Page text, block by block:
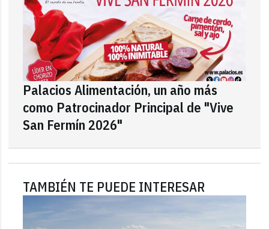
Palacios Alimentación, un año más
como Patrocinador Principal de "Vive
San Fermín 2026"
TAMBIÉN TE PUEDE INTERESAR